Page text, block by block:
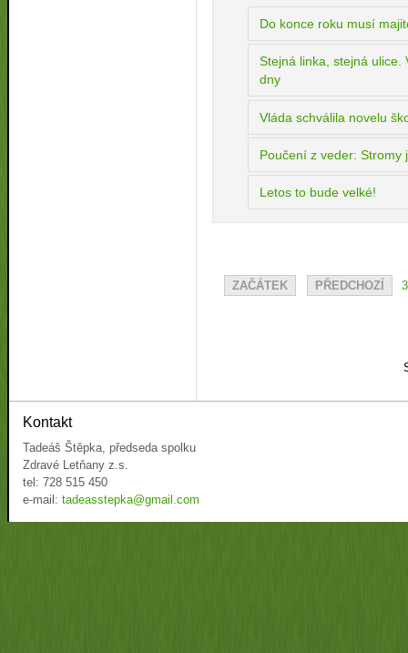
Do konce roku musí
Stejná linka, stejná
dny
Vláda schválila novelu
Poučení z veder: Stromy
Letos to bude velké!
ZAČÁTEK PŘEDCHOZÍ 3
Kontakt
Tadeáš Štěpka, předseda spolku
Zdravé Letňany z.s.
tel: 728 515 450
e-mail: tadeasstepka@gmail.com